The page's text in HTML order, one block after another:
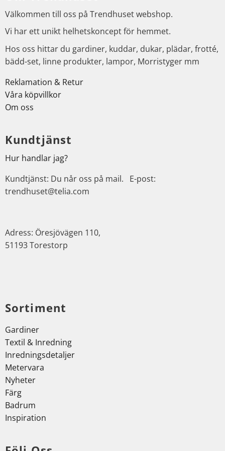
Välkommen till oss på Trendhuset webshop.
Vi har ett unikt helhetskoncept för hemmet.
Hos oss hittar du gardiner, kuddar, dukar, plädar, frotté,
bädd-set, linne produkter, lampor, Morristyger mm
Reklamation & Retur
Våra köpvillkor
Om oss
Kundtjänst
Hur handlar jag?
Kundtjänst: Du når oss på mail. E-post:
trendhuset@telia.com
Adress: Öresjövägen 110,
51193 Torestorp
Sortiment
Gardiner
Textil & Inredning
Inredningsdetaljer
Metervara
Nyheter
Färg
Badrum
Inspiration